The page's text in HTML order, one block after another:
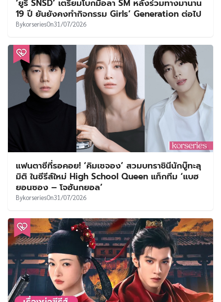
แฟนตาซีที่รอคอย! ‘คิมเซจอง’ สวมบทราชินีนักบู๊ทะลุ
มิติ ในซีรีส์ใหม่ High School Queen แท็กทีม ‘แบฮ
ยอนซอง – โจฮันกยอล’
31/07/2026
เรื่องย่อซีรีส์ : Royal Betrothal | ฝ่าบาททรงพระ
เจริญหมื่นปี | สัญญาวิวาห์แห่งราชวงศ์ (2026)
BySVVEET KIMOn29/07/2026